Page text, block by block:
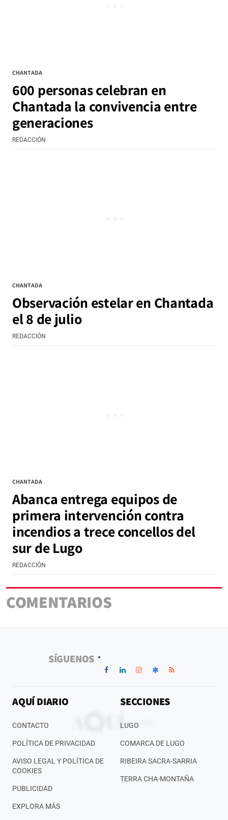
CHANTADA
600 personas celebran en
Chantada la convivencia entre
generaciones
REDACCIÓN
CHANTADA
Observación estelar en Chantada
el 8 de julio
REDACCIÓN
CHANTADA
Abanca entrega equipos de
primera intervención contra
incendios a trece concellos del
sur de Lugo
REDACCIÓN
COMENTARIOS
SÍGUENOS
AQUÍ DIARIO
CONTACTO
POLÍTICA DE PRIVACIDAD
AVISO LEGAL Y POLÍTICA DE
COOKIES
PUBLICIDAD
EXPLORA MÁS
SECCIONES
LUGO
COMARCA DE LUGO
RIBEIRA SACRA-SARRIA
TERRA CHA-MONTAÑA